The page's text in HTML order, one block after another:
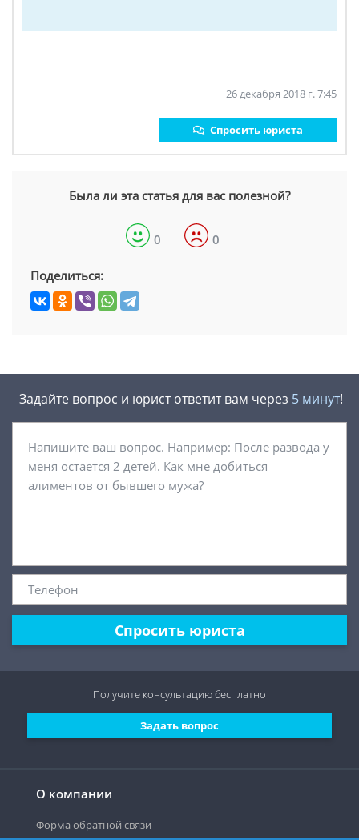
26 декабря 2018 г. 7:45
Спросить юриста
Была ли эта статья для вас полезной?
0 0
Поделиться:
Задайте вопрос и юрист ответит вам через 5 минут!
Спросить юриста
О компании
Форма обратной связи
Задать вопрос
Получите консультациюбесплатно